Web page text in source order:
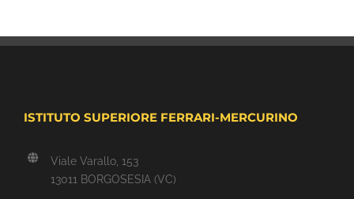
ISTITUTO SUPERIORE FERRARI-MERCURINO
Viale Varallo, 153
13011 BORGOSESIA (VC)